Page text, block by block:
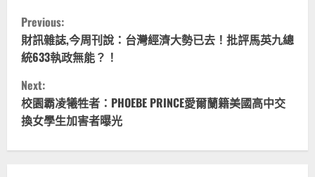
C
o
n
t
i
Previous:
財訊雜誌,今周刊說：台灣經濟大勢已去！批評馬英九總
統633執政無能？！
Next:
校園霸凌犧牲者：PHOEBE PRINCE愛爾蘭籍美國高中交
換女學生加害者曝光